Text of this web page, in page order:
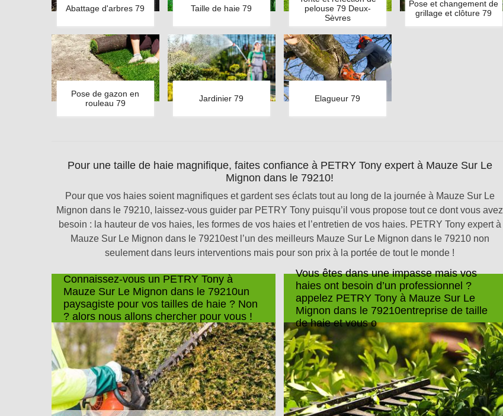
Abattage d'arbres 79 Taille de haie 79
pelouse 79 Deux-
Sèvres
Pose et changement de
grillage et clôture 79
Pose de gazon en
rouleau 79
Jardinier 79 Elagueur 79
Pour une taille de haie magnifique, faites confiance à PETRY Tony expert à Mauze Sur Le
Mignon dans le 79210!
Pour que vos haies soient magnifiques et gardent ses éclats tout au long de la journée à Mauze Sur Le
Mignon dans le 79210, laissez-vous guider par PETRY Tony puisqu’il vous propose tout ce dont vous avez
besoin : la hauteur de vos haies, les formes de vos haies et l’entretien de vos haies. PETRY Tony expert à
Mauze Sur Le Mignon dans le 79210est l’un des meilleurs Mauze Sur Le Mignon dans le 79210 non
seulement dans leurs interventions mais pour son prix à la portée de tout le monde !
Connaissez-vous un PETRY Tony à
Mauze Sur Le Mignon dans le 79210un
paysagiste pour vos tailles de haie ? Non
? alors nous allons chercher pour vous !
Vous êtes dans une impasse mais vos
haies ont besoin d’un professionnel ?
appelez PETRY Tony à Mauze Sur Le
Mignon dans le 79210entreprise de taille
de haie et vous o